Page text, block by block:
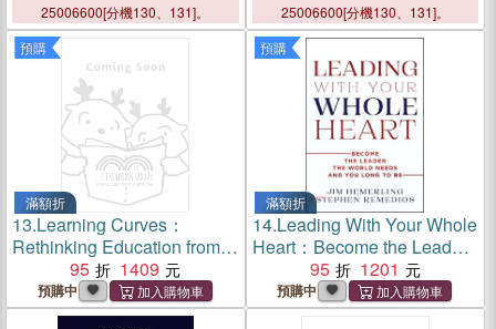
25006600[分機130、131]。
25006600[分機130、131]。
預購
滿額折
13.Learning Curves：
Rethinking Education from
Classrooms to Careers in an
AI-driven World
95 1409
預購中
預購
滿額折
14.Leading With Your Whole
Heart：Become the Leader
the World Needs and You
Long to Be
95 1201
預購中